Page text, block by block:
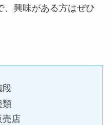
、興味がある方はぜひ
段
類
売店